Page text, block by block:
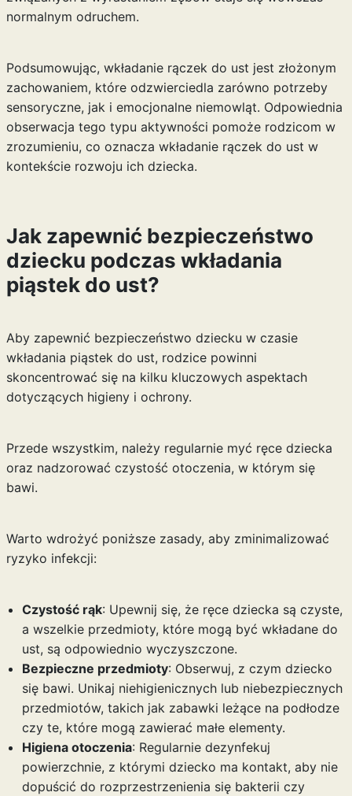
normalnym odruchem.
Podsumowując, wkładanie rączek do ust jest złożonym
zachowaniem, które odzwierciedla zarówno potrzeby
sensoryczne, jak i emocjonalne niemowląt. Odpowiednia
obserwacja tego typu aktywności pomoże rodzicom w
zrozumieniu, co oznacza wkładanie rączek do ust w
kontekście rozwoju ich dziecka.
Jak zapewnić bezpieczeństwo
dziecku podczas wkładania
piąstek do ust?
Aby zapewnić bezpieczeństwo dziecku w czasie
wkładania piąstek do ust, rodzice powinni
skoncentrować się na kilku kluczowych aspektach
dotyczących higieny i ochrony.
Przede wszystkim, należy regularnie myć ręce dziecka
oraz nadzorować czystość otoczenia, w którym się
bawi.
Warto wdrożyć poniższe zasady, aby zminimalizować
ryzyko infekcji:
Czystość rąk: Upewnij się, że ręce dziecka są czyste,
a wszelkie przedmioty, które mogą być wkładane do
ust, są odpowiednio wyczyszczone.
Bezpieczne przedmioty: Obserwuj, z czym dziecko
się bawi. Unikaj niehigienicznych lub niebezpiecznych
przedmiotów, takich jak zabawki leżące na podłodze
czy te, które mogą zawierać małe elementy.
Higiena otoczenia: Regularnie dezynfekuj
powierzchnie, z którymi dziecko ma kontakt, aby nie
dopuścić do rozprzestrzenienia się bakterii czy